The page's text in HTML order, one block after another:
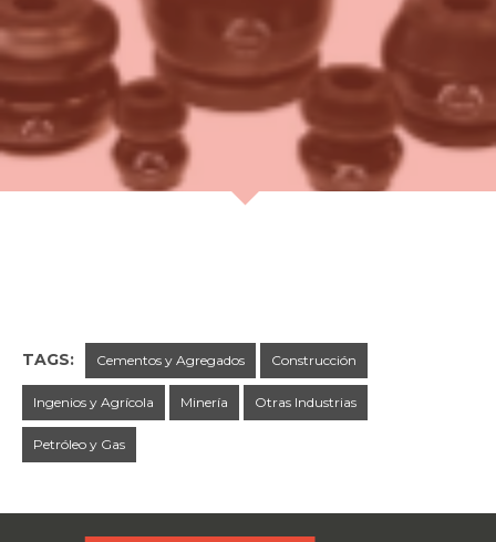
TAGS: Cementos y Agregados Construcción
Ingenios y Agrícola Minería Otras Industrias
Petróleo y Gas